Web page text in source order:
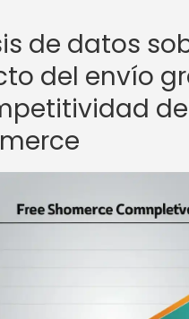
de datos
del envío